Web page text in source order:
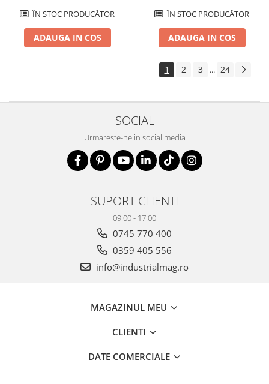
ÎN STOC PRODUCĂTOR
ADAUGA IN COS
ÎN STOC PRODUCĂTOR
ADAUGA IN COS
1 2 3 ... 24
SOCIAL
Urmareste-ne in social media
SUPORT CLIENTI
09:00 - 17:00
0745 770 400
0359 405 556
info@industrialmag.ro
MAGAZINUL MEU
CLIENTI
DATE COMERCIALE